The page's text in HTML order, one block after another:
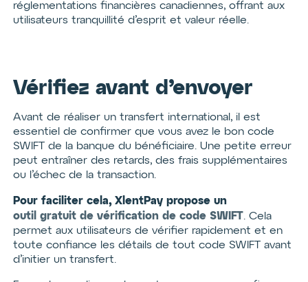
réglementations financières canadiennes, offrant aux
utilisateurs tranquillité d’esprit et valeur réelle.
Vérifiez avant d’envoyer
Avant de réaliser un transfert international, il est
essentiel de confirmer que vous avez le bon code
SWIFT de la banque du bénéficiaire. Une petite erreur
peut entraîner des retards, des frais supplémentaires
ou l’échec de la transaction.
Pour faciliter cela, XlentPay propose un
outil gratuit de vérification de code SWIFT. Cela
permet aux utilisateurs de vérifier rapidement et en
toute confiance les détails de tout code SWIFT avant
d’initier un transfert.